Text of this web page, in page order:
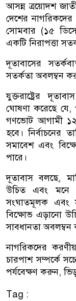
আসন্ন ত্রয়োদশ
দেশের নাগরিকদের
সোমবার (১৫
একটি নিরাপত্তা
দূতাবাসের
সতর্কতা অবলম্বন
যুক্তরাষ্ট্রের
ঘোষণা করেছে যে,
গণভোট আগামী ১২
হবে। নির্বাচনের
সমাবেশ এবং
পারে।
দূতাবাস বলছে,
উচিত এবং মনে
সংঘাতমূলক এবং
বিক্ষোভ এড়ানো
সাবধানতা অবলম্বন
নাগরিকদের
চারপাশ সম্পর্কে
পর্যবেক্ষণ করুন,
Tag :